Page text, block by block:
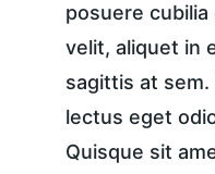
posuere
velit, aliquet in
sagittis at
lectus eget
Quisque sit